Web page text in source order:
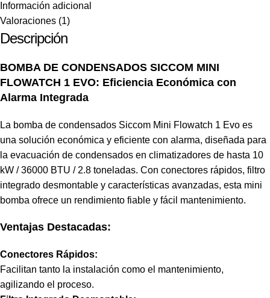
Información adicional
Valoraciones (1)
Descripción
BOMBA DE CONDENSADOS SICCOM MINI
FLOWATCH 1 EVO: Eficiencia Económica con
Alarma Integrada
La bomba de condensados Siccom Mini Flowatch 1 Evo es
una solución económica y eficiente con alarma, diseñada para
la evacuación de condensados en climatizadores de hasta 10
kW / 36000 BTU / 2.8 toneladas. Con conectores rápidos, filtro
integrado desmontable y características avanzadas, esta mini
bomba ofrece un rendimiento fiable y fácil mantenimiento.
Ventajas Destacadas:
Conectores Rápidos:
Facilitan tanto la instalación como el mantenimiento,
agilizando el proceso.